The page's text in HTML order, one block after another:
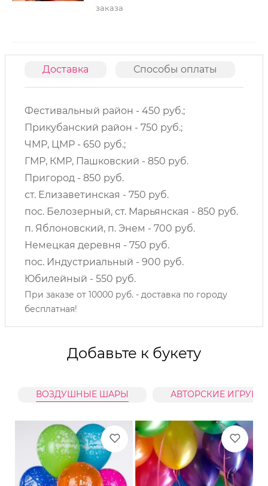
заказа
Доставка Способы оплаты
Фестивальный район - 450 руб.;
Прикубанский район - 750 руб.;
ЧМР, ЦМР - 650 руб.;
ГМР, КМР, Пашковский - 850 руб.
Пригород - 850 руб.
ст. Елизаветинская - 750 руб.
пос. Белозерный, ст. Марьянская - 850 руб.
п. Яблоновский, п. Энем - 700 руб.
Немецкая деревня - 750 руб.
пос. Индустриальный - 900 руб.
Юбилейный - 550 руб.
При заказе от 10000 руб. - доставка по городу
бесплатная!
Добавьте к букету
ВОЗДУШНЫЕ ШАРЫ АВТОРСКИЕ